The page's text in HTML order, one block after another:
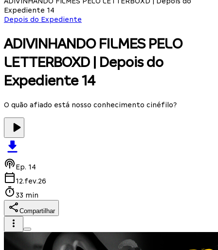
Expediente 14
Depois do Expediente
ADIVINHANDO FILMES PELO
LETTERBOXD | Depois do
Expediente 14
O quão afiado está nosso conhecimento cinéfilo?
Ep. 14
12.fev.26
33 min
Compartilhar